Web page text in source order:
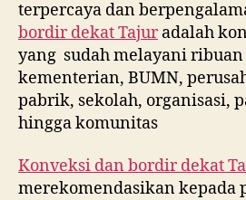
terpercaya dan
bordir dekatTajuradalah
yang sudah melayani
kementerian, BUMN,
pabrik, sekolah, organisasi,
hingga komunitas
Konveksi dan bordir dekat
merekomendasikan kepada